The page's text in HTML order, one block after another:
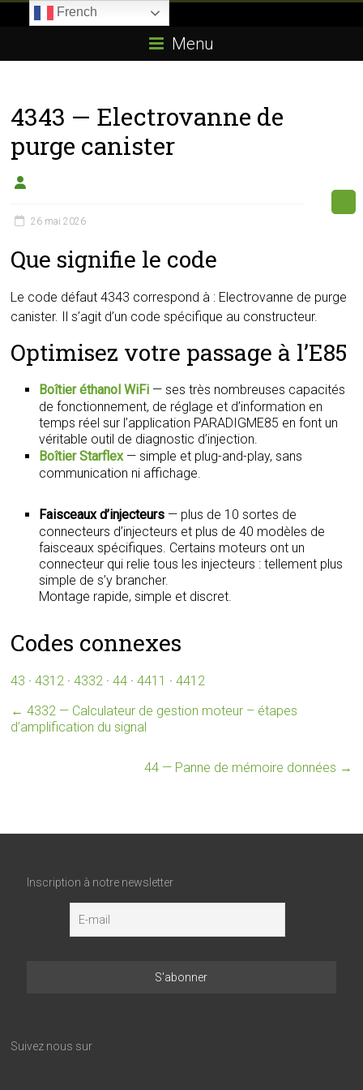
E85.com
passion
boîtier
éthanol
Menu
4343 — Electrovanne de
purge canister
26 mai 2026
Que signifie le code
Le code défaut 4343 correspond à : Electrovanne de purge
canister. Il s’agit d’un code spécifique au constructeur.
Optimisez votre passage à l’E85
Boîtier éthanol WiFi — ses très nombreuses capacités
de fonctionnement, de réglage et d’information en
temps réel sur l’application PARADIGME85 en font un
véritable outil de diagnostic d’injection.
Boîtier Starflex— simple et plug-and-play, sans
communication ni affichage.
Faisceaux d’injecteurs — plus de 10 sortes de
connecteurs d’injecteurs et plus de 40 modèles de
faisceaux spécifiques. Certains moteurs ont un
connecteur qui relie tous les injecteurs : tellement plus
simple de s’y brancher.
Montage rapide, simple et discret.
Codes connexes
43 ·4312 ·4332 ·44 ·4411 ·4412
← 4332 — Calculateur de gestion moteur – étapes
d’amplification du signal
44 — Panne de mémoire données →
Inscription à notre newsletter
Suivez nous sur
French